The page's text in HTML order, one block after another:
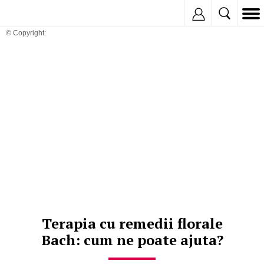
© Copyright:
Terapia cu remedii florale
Bach: cum ne poate ajuta?